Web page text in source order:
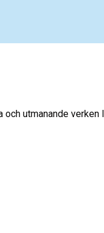
och utmanande